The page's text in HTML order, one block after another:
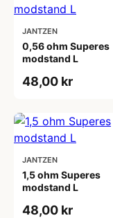
JANTZEN
0,56 ohm Superes
modstand L
48,00 kr
JANTZEN
1,5 ohm Superes
modstand L
48,00 kr